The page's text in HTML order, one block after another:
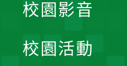
校園影音
校園活動